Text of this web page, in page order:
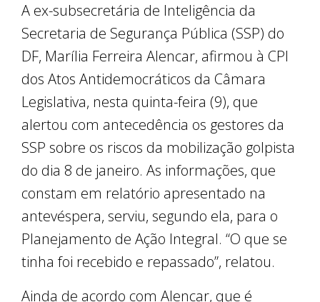
A ex-subsecretária de Inteligência da
Secretaria de Segurança Pública (SSP) do
DF, Marília Ferreira Alencar, afirmou à CPI
dos Atos Antidemocráticos da Câmara
Legislativa, nesta quinta-feira (9), que
alertou com antecedência os gestores da
SSP sobre os riscos da mobilização golpista
do dia 8 de janeiro. As informações, que
constam em relatório apresentado na
antevéspera, serviu, segundo ela, para o
Planejamento de Ação Integral. “O que se
tinha foi recebido e repassado”, relatou.
Ainda de acordo com Alencar, que é